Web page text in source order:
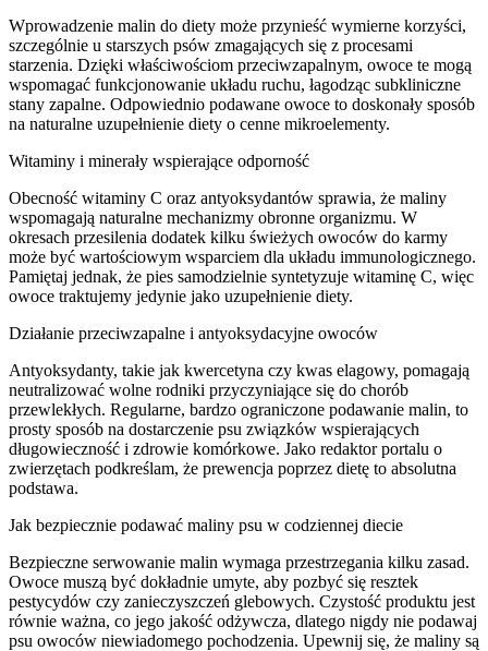
Wprowadzenie malin do diety może przynieść wymierne korzyści,
szczególnie u starszych psów zmagających się z procesami
starzenia. Dzięki właściwościom przeciwzapalnym, owoce te mogą
wspomagać funkcjonowanie układu ruchu, łagodząc subkliniczne
stany zapalne. Odpowiednio podawane owoce to doskonały sposób
na naturalne uzupełnienie diety o cenne mikroelementy.
Witaminy i minerały wspierające odporność
Obecność witaminy C oraz antyoksydantów sprawia, że maliny
wspomagają naturalne mechanizmy obronne organizmu. W
okresach przesilenia dodatek kilku świeżych owoców do karmy
może być wartościowym wsparciem dla układu immunologicznego.
Pamiętaj jednak, że pies samodzielnie syntetyzuje witaminę C, więc
owoce traktujemy jedynie jako uzupełnienie diety.
Działanie przeciwzapalne i antyoksydacyjne owoców
Antyoksydanty, takie jak kwercetyna czy kwas elagowy, pomagają
neutralizować wolne rodniki przyczyniające się do chorób
przewlekłych. Regularne, bardzo ograniczone podawanie malin, to
prosty sposób na dostarczenie psu związków wspierających
długowieczność i zdrowie komórkowe. Jako redaktor portalu o
zwierzętach podkreślam, że prewencja poprzez dietę to absolutna
podstawa.
Jak bezpiecznie podawać maliny psu w codziennej diecie
Bezpieczne serwowanie malin wymaga przestrzegania kilku zasad.
Owoce muszą być dokładnie umyte, aby pozbyć się resztek
pestycydów czy zanieczyszczeń glebowych. Czystość produktu jest
równie ważna, co jego jakość odżywcza, dlatego nigdy nie podawaj
psu owoców niewiadomego pochodzenia. Upewnij się, że maliny są